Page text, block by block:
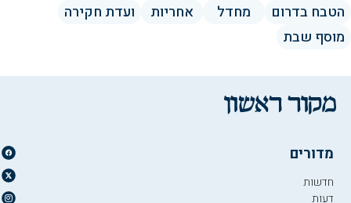
הטבח בדרום מחדל אחריות
ועדת חקירה
מוסף שבת
מדורים
חדשות
דעות